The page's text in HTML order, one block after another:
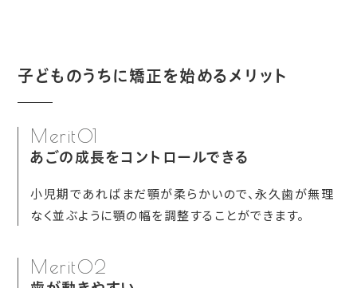
子どものうちに矯正を始めるメリット
Merit01
あごの成長をコントロールできる
小児期であればまだ顎が柔らかいので、永久歯が無理
なく並ぶように顎の幅を調整することができます。
Merit02